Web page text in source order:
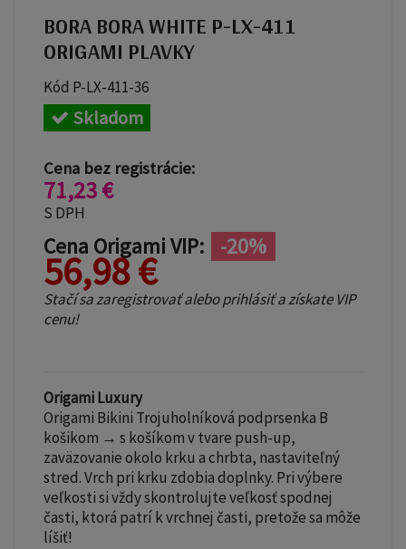
BORA BORA WHITE P-LX-411
ORIGAMI PLAVKY
Kód P-LX-411-36
Skladom
Cena bez registrácie:
71,23 €
S DPH
Cena Origami VIP: -20%
56,98 €
Stačí sa zaregistrovať alebo prihlásiť a získate VIP
cenu!
Origami Luxury
Origami Bikini Trojuholníková podprsenka B
košikom → s košíkom v tvare push-up,
zaväzovanie okolo krku a chrbta, nastaviteľný
stred. Vrch pri krku zdobia doplnky. Pri výbere
veľkosti si vždy skontrolujte veľkosť spodnej
časti, ktorá patrí k vrchnej časti, pretože sa môže
líšiť!